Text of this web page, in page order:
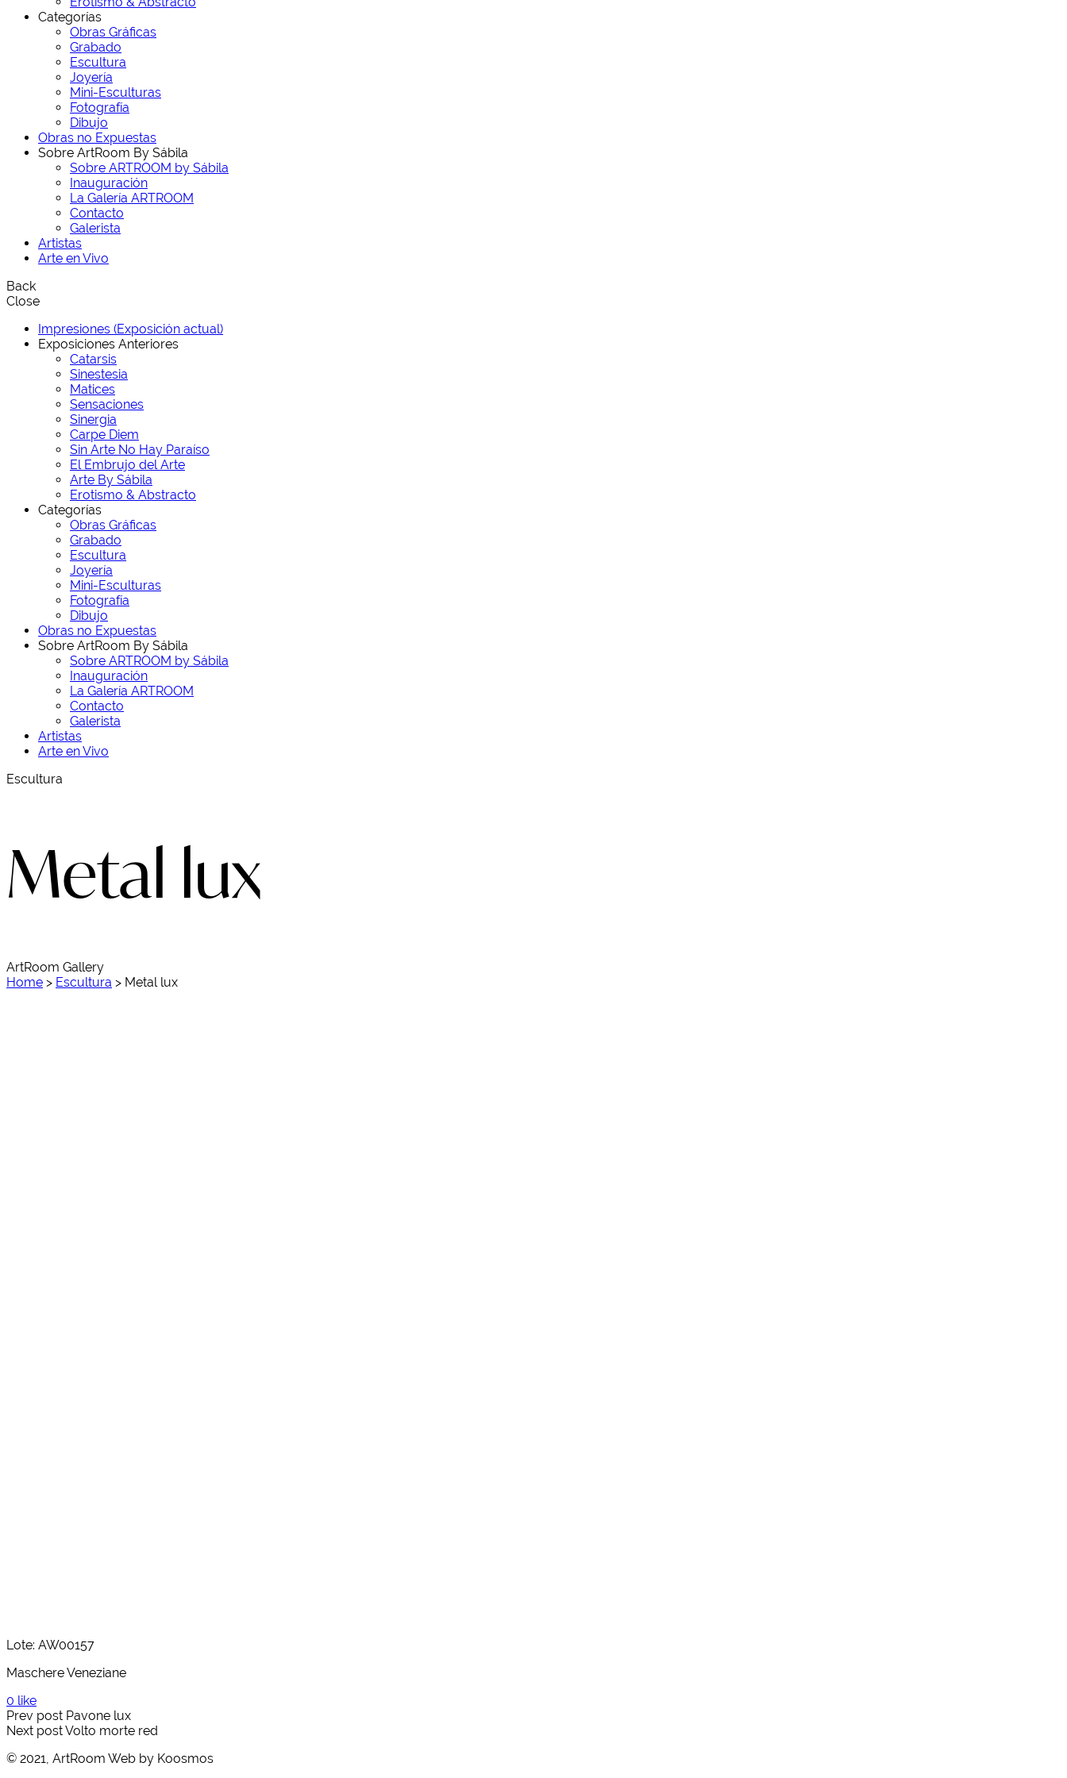
Categorías
Obras Gráficas
Grabado
Escultura
Joyería
Mini-Esculturas
Fotografía
Dibujo
Obras no Expuestas
Sobre ArtRoom By Sábila
Sobre ARTROOM by Sábila
Inauguración
La Galería ARTROOM
Contacto
Galerista
Artistas
Arte en Vivo
Back
Close
Impresiones (Exposición actual)
Exposiciones Anteriores
Catarsis
Sinestesia
Matices
Sensaciones
Sinergia
Carpe Diem
Sin Arte No Hay Paraíso
El Embrujo del Arte
Arte By Sábila
Erotismo & Abstracto
Categorías
Obras Gráficas
Grabado
Escultura
Joyería
Mini-Esculturas
Fotografía
Dibujo
Obras no Expuestas
Sobre ArtRoom By Sábila
Sobre ARTROOM by Sábila
Inauguración
La Galería ARTROOM
Contacto
Galerista
Artistas
Arte en Vivo
Escultura
Metal lux
ArtRoom Gallery
Home > Escultura > Metal lux
Lote: AW00157
Maschere Veneziane
0 like
Prev post Pavone lux
Next postVolto morte red
© 2021, ArtRoom Web by Koosmos